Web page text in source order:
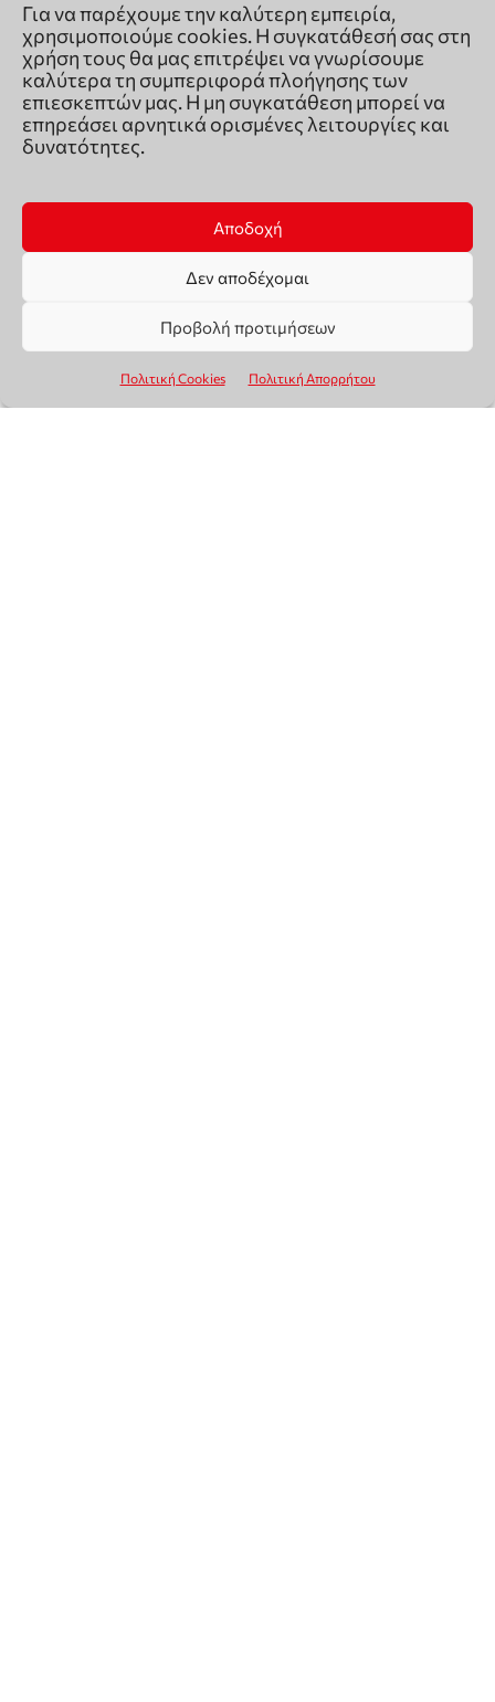
Για να παρέχουμε την καλύτερη εμπειρία,
χρησιμοποιούμε cookies. Η συγκατάθεσή σας στη
χρήση τους θα μας επιτρέψει να γνωρίσουμε
καλύτερα τη συμπεριφορά πλοήγησης των
επιεσκεπτών μας. Η μη συγκατάθεση μπορεί να
επηρεάσει αρνητικά ορισμένες λειτουργίες και
δυνατότητες.
Αποδοχή
Δεν αποδέχομαι
Προβολή προτιμήσεων
Πολιτική Cookies Πολιτική Απορρήτου